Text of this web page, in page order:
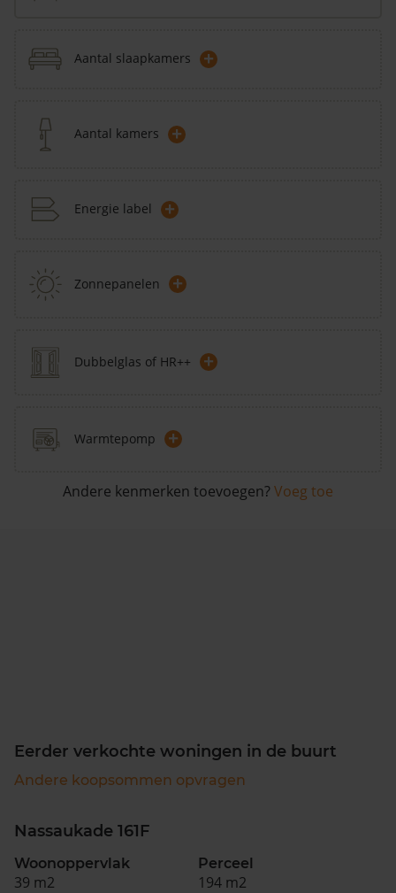
Aantal slaapkamers +
Aantal kamers +
Energie label +
Zonnepanelen +
Dubbelglas of HR++ +
Warmtepomp +
Andere kenmerken toevoegen? Voeg toe
Eerder verkochte woningen in de buurt
Andere koopsommen opvragen
Nassaukade 161F
Woonoppervlak
39 m2
Perceel
194 m2